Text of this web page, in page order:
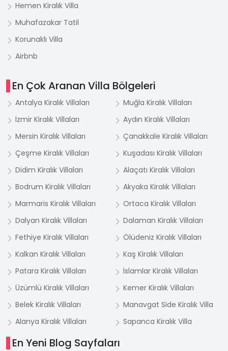
Hemen Kiralık Villa
Muhafazakar Tatil
Korunaklı Villa
Airbnb
En Çok Aranan Villa Bölgeleri
Antalya Kiralık Villaları
Muğla Kiralık Villaları
İzmir Kiralık Villaları
Aydın Kiralık Villaları
Mersin Kiralık Villaları
Çanakkale Kiralık Villaları
Çeşme Kiralık Villaları
Kuşadası Kiralık Villaları
Didim Kiralık Villaları
Alaçatı Kiralık Villaları
Bodrum Kiralık Villaları
Akyaka Kiralık Villaları
Marmaris Kiralık Villaları
Ortaca Kiralık Villaları
Dalyan Kiralık Villaları
Dalaman Kiralık Villaları
Fethiye Kiralık Villaları
Ölüdeniz Kiralık Villaları
Kalkan Kiralık Villaları
Kaş Kiralık Villaları
Patara Kiralık Villaları
İslamlar Kiralık Villaları
Üzümlü Kiralık Villaları
Kemer Kiralık Villaları
Belek Kiralık Villaları
Manavgat Side Kiralık Villa
Alanya Kiralık Villaları
Sapanca Kiralık Villa
En Yeni Blog Sayfaları